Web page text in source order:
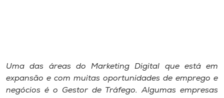
Rádio
Uma das áreas do Marketing Digital que está em
expansão e com muitas oportunidades de emprego e
negócios é o Gestor de Tráfego. Algumas empresas